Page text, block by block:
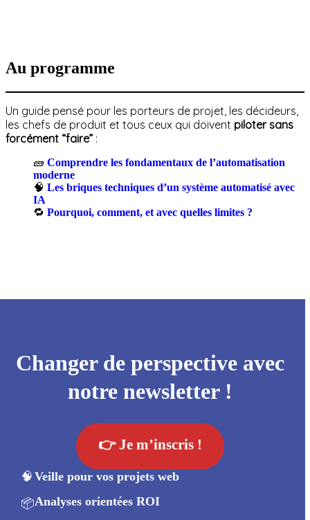
Au programme
Un guide pensé pour les porteurs de projet, les décideurs,
les chefs de produit et tous ceux qui doivent piloter sans
forcément “faire” :
🧱 Comprendre les fondamentaux de l’automatisation
moderne
🧠 Les briques techniques d’un système automatisé avec
IA
🔁 Pourquoi, comment, et avec quelles limites ?
Changer de perspective avec
notre newsletter !
👉 Je m’inscris !
🧠 Veille pour vos projets web
📦Analyses orientées ROI